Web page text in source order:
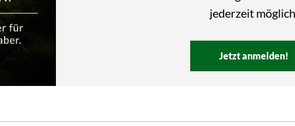
jederzeit möglich.
Jetzt anmelden!